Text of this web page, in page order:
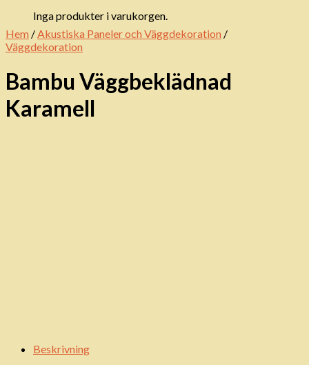
Inga produkter i varukorgen.
Hem /Akustiska Paneler och Väggdekoration /
Väggdekoration
Bambu Väggbeklädnad
Karamell
Beskrivning